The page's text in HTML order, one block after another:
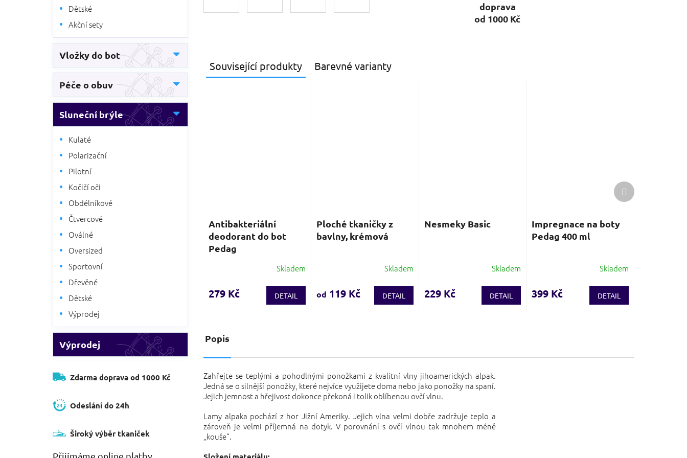
Dětské
Akční sety
Vložky do bot
Péče o obuv
Sluneční brýle
Kulaté
Polarizační
Pilotní
Kočičí oči
Obdélníkové
Čtvercové
Oválné
Oversized
Sportovní
Dřevěné
Dětské
Výprodej
Výprodej
Zdarma doprava od 1000 Kč
Odeslání do 24h
Široký výběr tkaniček
Přijímáme online platby
doprava
od 1000 Kč
Související produkty Barevné varianty
Antibakteriální
deodorant do bot
Pedag
produktu
je
hvězdiček.
Skladem
279 Kč DETAIL
Ploché tkaničky z
bavlny, krémová
produktu
je
Skladem
od 119 Kč DETAIL
Nesmeky Basic
Skladem
229 Kč DETAIL
Impregnace na boty
Pedag 400 ml
Skladem
399 Kč DETAIL
Další
produkt
Popis
Zahřejte se teplými a pohodlnými ponožkami z kvalitní vlny jihoamerických alpak.
Jedná se o silnější ponožky, které nejvíce využijete doma nebo jako ponožky na spaní.
Jejich jemnost a hřejivost dokonce překoná i tolik oblíbenou ovčí vlnu.
Lamy alpaka pochází z hor Jižní Ameriky. Jejich vlna velmi dobře zadržuje teplo a
zároveň je velmi příjemná na dotyk. V porovnání s ovčí vlnou tak mnohem méně
„kouše“.